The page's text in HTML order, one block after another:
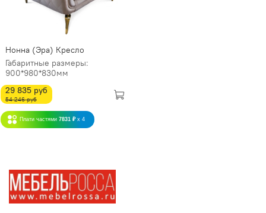
Нонна (Эра) Кресло
Габаритные размеры:
900*980*830мм
29 835 руб
54 246 руб
Плати частями 7831 ₽ x 4